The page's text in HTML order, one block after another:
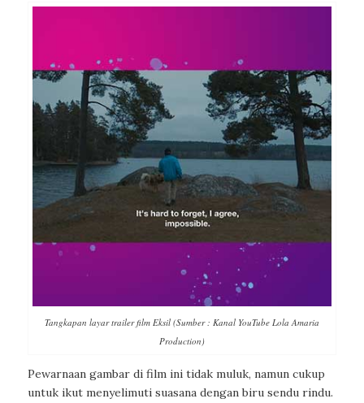
Tangkapan layar trailer film Eksil (Sumber : Kanal YouTube Lola Amaria
Production)
Pewarnaan gambar di film ini tidak muluk, namun cukup
untuk ikut menyelimuti suasana dengan biru sendu rindu.